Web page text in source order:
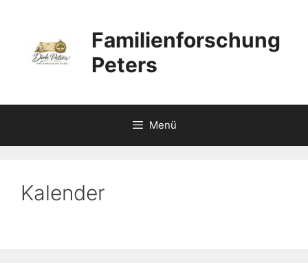
springen
Familienforschung
Peters
Menü
Kalender